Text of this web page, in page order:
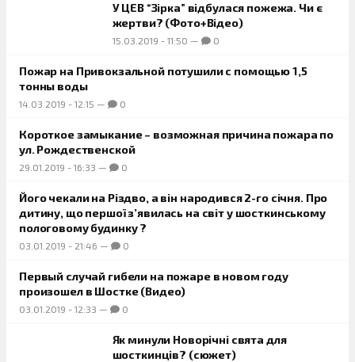
У ЦЕВ “Зірка” відбулася пожежа. Чи є
жертви? (Фото+Відео)
15.03.2019 - 11:50 — 0
Пожар на Привокзальной потушили с помощью 1,5
тонны воды
14.03.2019 - 12:15 — 0
Короткое замыкание – возможная причина пожара по
ул. Рождественской
29.01.2019 - 16:33 — 0
Його чекали на Різдво, а він народився 2-го січня. Про
дитину, що першої з’явилась на світ у шосткинському
пологовому будинку ?
03.01.2019 - 21:46 — 0
Первый случай гибели на пожаре в новом году
произошел в Шостке (Видео)
03.01.2019 - 12:33 — 0
Як минули Новорічні свята для
шосткинців? (сюжет)